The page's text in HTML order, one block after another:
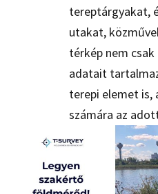
tereptárgyakat,
utakat,
térkép nem
adatait
terepi elemet is,
számára az